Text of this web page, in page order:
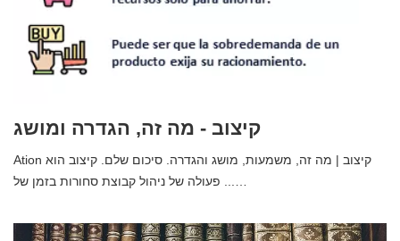
קיצוב - מה זה, הגדרה ומושג
Ation קיצוב | מה זה, משמעות, מושג והגדרה. סיכום שלם. קיצוב הוא